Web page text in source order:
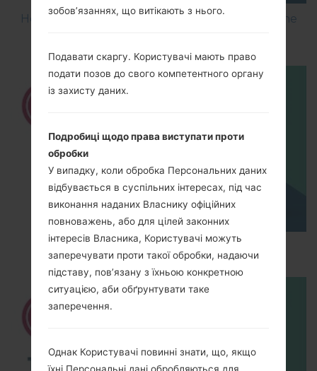
How to Flash Stock Firmware on LG Smartphone
How to Hard Reset on LG G5 H850?
зобов’язаннях, що витікають з нього.
Подавати скаргу. Користувачі мають право
подати позов до свого компетентного органу
із захисту даних.
Подробиці щодо права виступати проти
обробки
У випадку, коли обробка Персональних даних
відбувається в суспільних інтересах, під час
виконання наданих Власнику офіційних
повноважень, або для цілей законних
інтересів Власника, Користувачі можуть
заперечувати проти такої обробки, надаючи
підставу, пов’язану з їхньою конкретною
ситуацією, аби обґрунтувати таке
заперечення.
Однак Користувачі повинні знати, що, якщо